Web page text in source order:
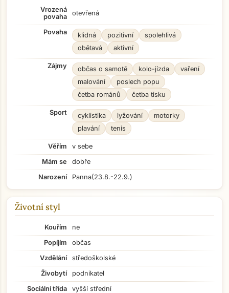
Vrozená
povaha
otevřená
Povaha klidná pozitivní
spolehlivá
obětavá
aktivní
Zájmy občas o samotě kolo-jízda
vaření
malování
poslech popu
četba románů
četba tisku
Sport cyklistika lyžování
motorky
plavání
tenis
Věřím
v sebe
Mám se
dobře
Narození
Panna(23.8.-22.9.)
Životní styl
Kouřím
ne
Popíjím
občas
Vzdělání
středoškolské
Živobytí
podnikatel
Sociální třída
vyšší střední